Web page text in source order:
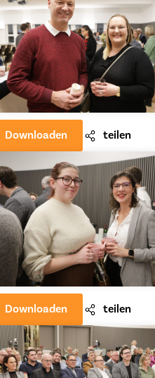
Downloaden teilen
Downloaden teilen